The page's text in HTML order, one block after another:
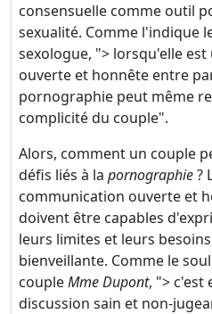
consensuelle comme outil
sexualité. Comme l'indique
sexologue, "> lorsqu'elle
ouverte et honnête entre
pornographie peut même
complicité du couple".
Alors, comment un couple
défis liés à la pornographie?
communication ouverte et
doivent être capables
leurs limites et leurs
bienveillante. Comme le
coupleMme Dupont, "> c'est
discussion sain et non-